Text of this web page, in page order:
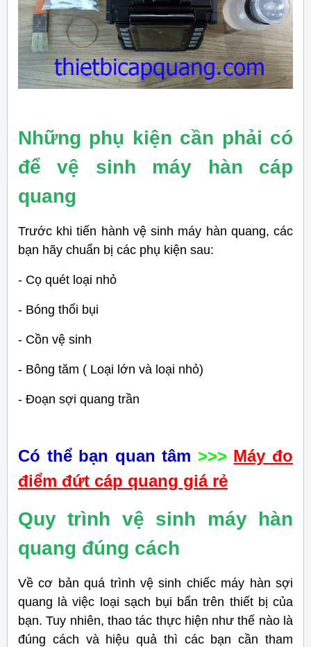
Những phụ kiện cần phải có
để vệ sinh máy hàn cáp
quang
Trước khi tiến hành vệ sinh máy hàn quang, các
bạn hãy chuẩn bị các phụ kiện sau:
- Cọ quét loại nhỏ
- Bóng thổi bụi
- Cồn vệ sinh
- Bông tăm ( Loại lớn và loại nhỏ)
- Đoạn sợi quang trần
Có thể bạn quan tâm >>> Máy đo
điểm đứt cáp quang giá rẻ
Quy trình vệ sinh máy hàn
quang đúng cách
Về cơ bản quá trình vệ sinh chiếc máy hàn sợi
quang là việc loại sạch bụi bẩn trên thiết bị của
bạn. Tuy nhiên, thao tác thực hiện như thế nào là
đúng cách và hiệu quả thì các bạn cần tham